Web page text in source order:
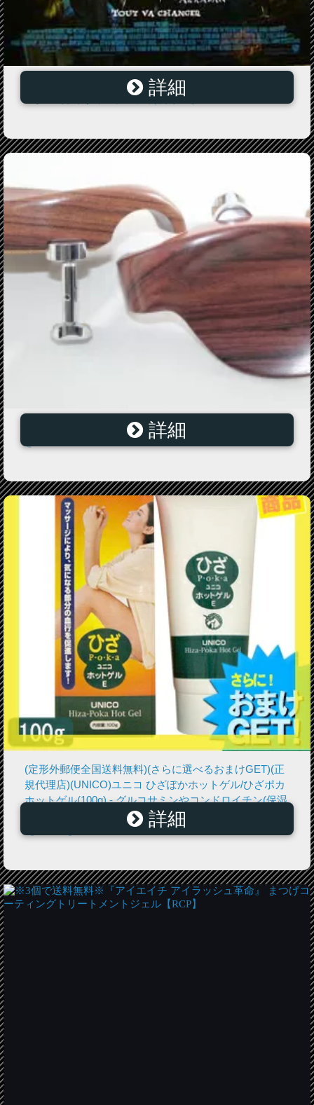
ハリー・ポッターとアズカバンの囚人 ＝Sサイズ＝ポ
スター 映画 ヴィンテージ 海外ポスター
詳細
あご当て ハリウッド型 紫檀 ヒル・クローム金具付
詳細
(定形外郵便全国送料無料)(さらに選べるおまけGET)(正
規代理店)(UNICO)ユニコ ひざぽかホットゲル/ひざポカ
ホットゲル(100g) - グルコサミンやコンドロイチン(保湿
成分)等の働きで、皮膚にハリ・弾力を与えます。
詳細